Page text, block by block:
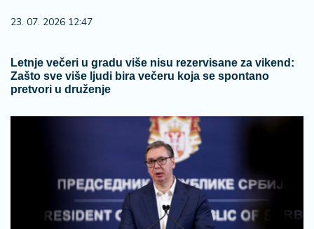
23. 07. 2026 12:47
Letnje večeri u gradu više nisu rezervisane za vikend:
Zašto sve više ljudi bira večeru koja se spontano
pretvori u druženje